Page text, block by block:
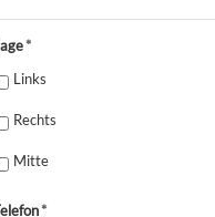
*
Links
Rechts
Mitte
*